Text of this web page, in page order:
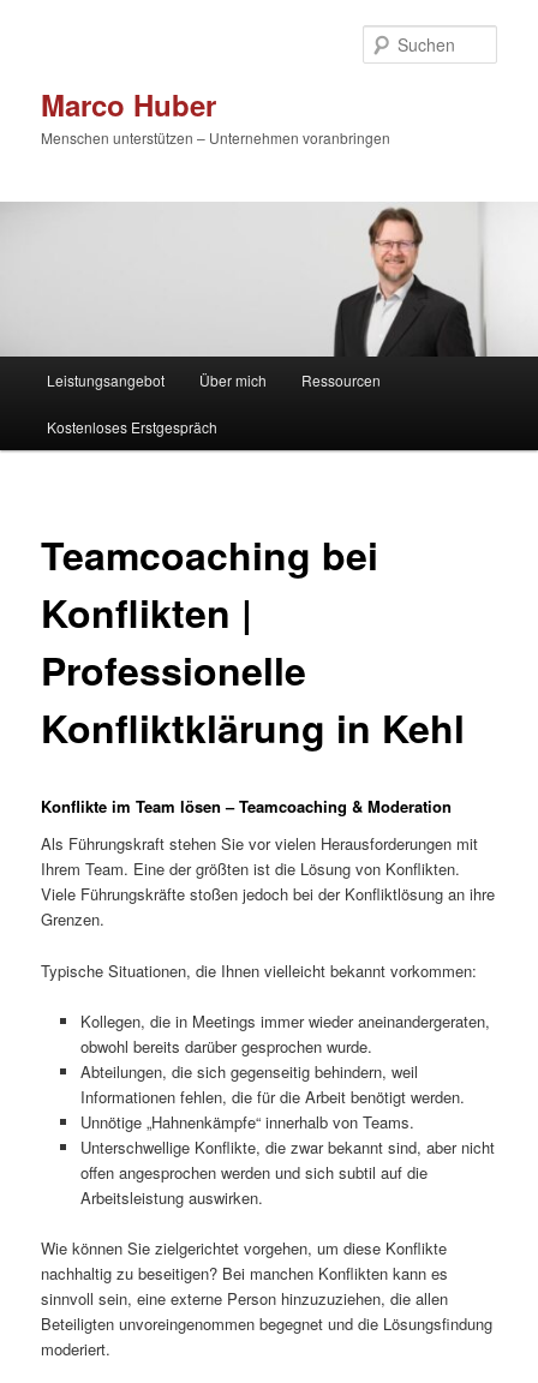
Marco Huber
Menschen unterstützen – Unternehmen voranbringen
Leistungsangebot Über mich Ressourcen
Kostenloses Erstgespräch
Teamcoaching bei
Konflikten |
Professionelle
Konfliktklärung in Kehl
Konflikte im Team lösen – Teamcoaching & Moderation
Als Führungskraft stehen Sie vor vielen Herausforderungen mit
Ihrem Team. Eine der größten ist die Lösung von Konflikten.
Viele Führungskräfte stoßen jedoch bei der Konfliktlösung an ihre
Grenzen.
Typische Situationen, die Ihnen vielleicht bekannt vorkommen:
Kollegen, die in Meetings immer wieder aneinandergeraten,
obwohl bereits darüber gesprochen wurde.
Abteilungen, die sich gegenseitig behindern, weil
Informationen fehlen, die für die Arbeit benötigt werden.
Unnötige „Hahnenkämpfe“ innerhalb von Teams.
Unterschwellige Konflikte, die zwar bekannt sind, aber nicht
offen angesprochen werden und sich subtil auf die
Arbeitsleistung auswirken.
Wie können Sie zielgerichtet vorgehen, um diese Konflikte
nachhaltig zu beseitigen? Bei manchen Konflikten kann es
sinnvoll sein, eine externe Person hinzuzuziehen, die allen
Beteiligten unvoreingenommen begegnet und die Lösungsfindung
moderiert.